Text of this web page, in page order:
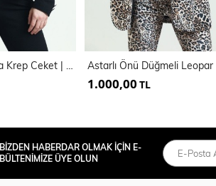
Taş Detaylı Scuba Krep Ceket | Ckt33437Ts
1.000,00 TL
BİZDEN HABERDAR OLMAK İÇİN E-
BÜLTENİMİZE ÜYE OLUN